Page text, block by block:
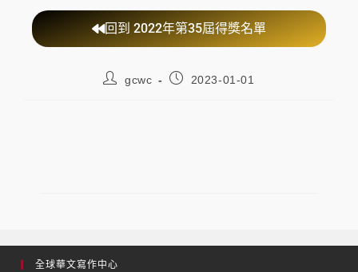
回到 2022年第35屆得獎名單
gcwc 2023-01-01
全球華文寫作中心